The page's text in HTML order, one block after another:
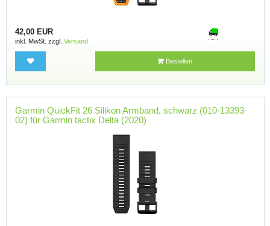
42,00 EUR
inkl. MwSt. zzgl. Versand
Bestellen
Garmin QuickFit 26 Silikon Armband, schwarz (010-13393-
02) für Garmin tactix Delta (2020)